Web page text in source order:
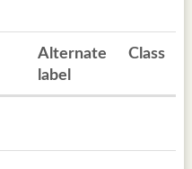
Alternate
label
Class